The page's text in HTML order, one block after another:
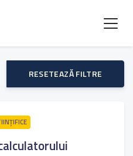
RESETEAZĂ FILTRE